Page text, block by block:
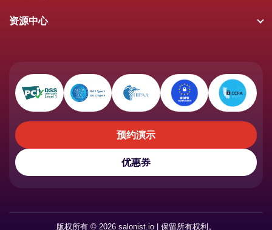
资源中心
预约演示
优惠券
版权所有 © 2026 salonist.io | 保留所有权利。